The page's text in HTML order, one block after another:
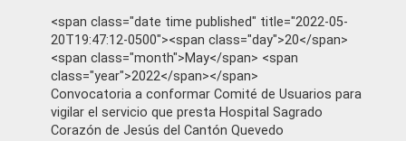
<span class="date time published" title="2022-05-
20T19:47:12-0500"><span class="day">20</span>
<span class="month">May</span> <span
class="year">2022</span></span>
Convocatoria a conformar Comité de Usuarios para
vigilar el servicio que presta Hospital Sagrado
Corazón de Jesús del Cantón Quevedo